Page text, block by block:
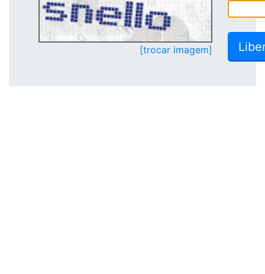
[trocar imagem]